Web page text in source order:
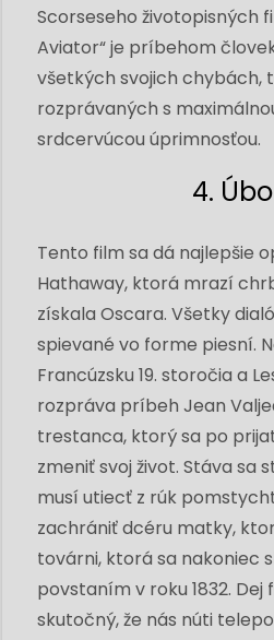
Scorseseho životopisných
Aviator“ je príbehom
všetkých svojich chybách,
rozprávaných s
srdcervúcou úprimnosťou.
4.
Tento film sa dá najlepšie
Hathaway, ktorá mrazí
získala Oscara. Všetky
spievané vo forme piesní.
Francúzsku 19. storočia a
rozpráva príbeh Jean
trestanca, ktorý sa po
zmeniť svoj život. Stáva sa
musí utiecť z rúk
zachrániť dcéru matky,
továrni, ktorá sa nakoniec
povstaním v roku 1832.
skutočný, že nás núti